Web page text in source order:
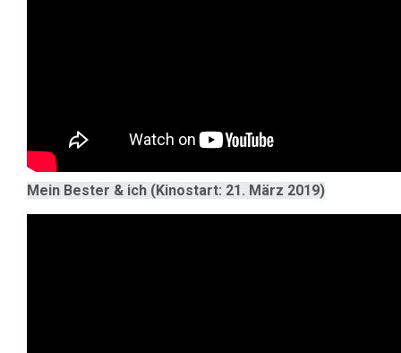
Mein Bester & ich (Kinostart: 21. März 2019)